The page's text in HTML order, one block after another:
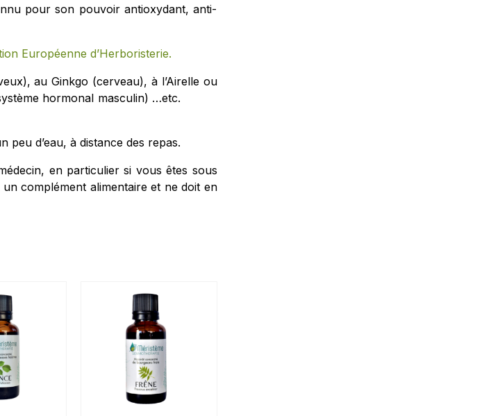
pour son pouvoir antioxydant, anti-
Européenne d’Herboristerie.
au Ginkgo (cerveau), à l’Airelle ou
(système hormonal masculin) …etc.
d’eau, à distance des repas.
en particulier si vous êtes sous
complément alimentaire et ne doit en